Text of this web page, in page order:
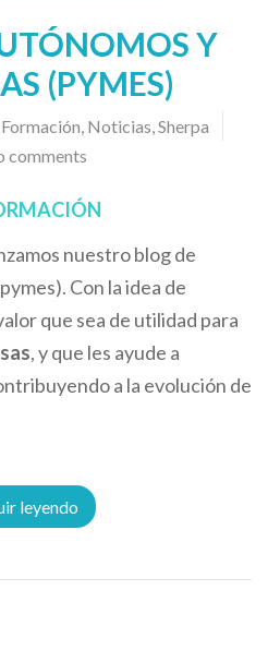
Y
(PYMES)
Formación, Noticias,Sherpa
comments
nuestro blog de
Con la idea de
que sea de utilidad para
, y que les ayude a
a la evolución de
leyendo